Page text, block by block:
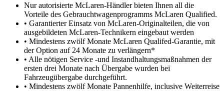
Nur autorisierte McLaren-Händler bieten Ihnen all die
Vorteile des Gebrauchtwagenprogramms McLaren Qualified.
• Garantierter Einsatz von McLaren-Originalteilen, die von
ausgebildeten McLaren-Technikern eingebaut werden
• Mindestens zwölf Monate McLaren Qualifed-Garantie, mit
der Option auf 24 Monate zu verlängern*
• Alle nötigen Service -und Instandhaltungsmaßnahmen der
ersten drei Monate nach Übergabe wurden bei
Fahrzeugübergabe durchgeführt.
• Mindestens zwölf Monate Pannenhilfe, inclusive Weiterreise